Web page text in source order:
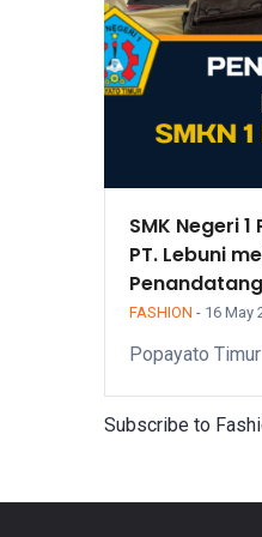
SMK Negeri
PT. Lebuni
FASHION - 16 May
Popayato
Subscribe to